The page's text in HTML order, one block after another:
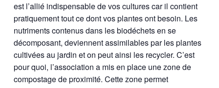
est l’allié indispensable de vos cultures car il contient
pratiquement tout ce dont vos plantes ont besoin. Les
nutriments contenus dans les biodéchets en se
décomposant, deviennent assimilables par les plantes
cultivées au jardin et on peut ainsi les recycler. C’est
pour quoi, l’association a mis en place une zone de
compostage de proximité. Cette zone permet